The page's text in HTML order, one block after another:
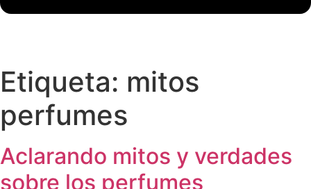
Etiqueta: mitos
perfumes
Aclarando mitos y verdades
sobre los perfumes